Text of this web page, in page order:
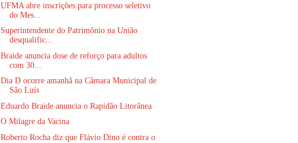
UFMA abre inscrições para processo seletivo
do Mes...
Superintendente do Patrimônio na União
desqualific...
Braide anuncia dose de reforço para adultos
com 30...
Dia D ocorre amanhã na Câmara Municipal de
São Luís
Eduardo Braide anuncia o Rapidão Litorânea
O Milagre da Vacina
Roberto Rocha diz que Flávio Dino é contra o